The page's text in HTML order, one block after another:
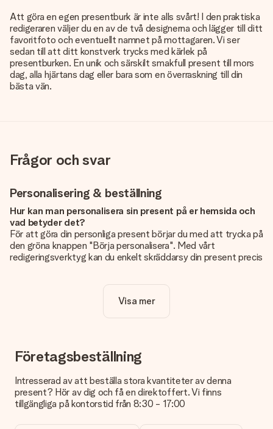
Att göra en egen presentburk är inte alls svårt! I den praktiska
redigeraren väljer du en av de två designerna och lägger till ditt
favoritfoto och eventuellt namnet på mottagaren. Vi ser
sedan till att ditt konstverk trycks med kärlek på
presentburken. En unik och särskilt smakfull present till mors
dag, alla hjärtans dag eller bara som en överraskning till din
bästa vän.
Frågor och svar
Personalisering & beställning
Hur kan man personalisera sin present på er hemsida och
vad betyder det?
För att göra din personliga present börjar du med att trycka på
den gröna knappen "Börja personalisera". Med vårt
redigeringsverktyg kan du enkelt skräddarsy din present precis
Kostar det något extra att personalisera sin present?
Hur vet jag att min bild har tillräckligt hög kvalitet?
det viktigt att använda foton av hög kvalitet. Om du är osäker
på kvaliteten på din bild kan du kontakta vår kundtjänst och
bifoga ditt foto tillsammans med den gåva du är intresserad
Visa mer
Företagsbeställning
Intresserad av att beställa stora kvantiteter av denna
present? Hör av dig och få en direktoffert. Vi finns
tillgängliga på kontorstid från 8:30 - 17:00